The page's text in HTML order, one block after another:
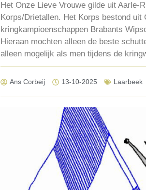
Het Onze Lieve Vrouwe gilde uit Aarle-
Korps/Drietallen. Het Korps bestond
kringkampioenschappen Brabants
Hieraan mochten alleen de beste
alleen mogelijk als men tijdens de
Ans Corbeij 13-10-2025 Laarbeek